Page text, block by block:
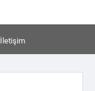
İletişim